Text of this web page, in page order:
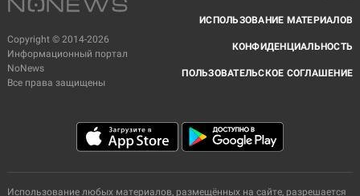
Copyright © 2014-2026
Информационный портал
NoNews
Все права защищены
ИСПОЛЬЗОВАНИЕ МАТЕРИАЛОВ
КОНФИДЕНЦИАЛЬНОСТЬ
ПОЛЬЗОВАТЕЛЬСКОЕ СОГЛАШЕНИЕ
Использование любых материалов, размещённых на сайте, разрешается